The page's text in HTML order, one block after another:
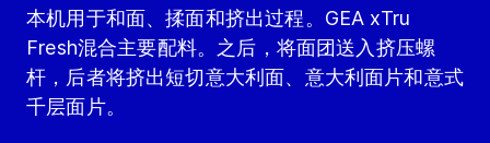
本机用于和面、揉面和挤出过程。GEA xTru
Fresh混合主要配料。之后，将面团送入挤压螺
杆，后者将挤出短切意大利面、意大利面片和意式
千层面片。